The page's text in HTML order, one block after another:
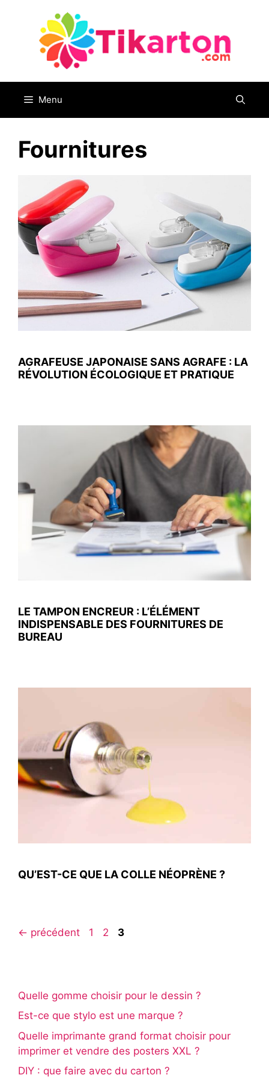
Menu
Fournitures
AGRAFEUSE JAPONAISE SANS AGRAFE : LA
RÉVOLUTION ÉCOLOGIQUE ET PRATIQUE
LE TAMPON ENCREUR : L’ÉLÉMENT
INDISPENSABLE DES FOURNITURES DE
BUREAU
QU’EST-CE QUE LA COLLE NÉOPRÈNE ?
← précédent Page
1 Page
2 Page
3
Quelle gomme choisir pour le dessin ?
Est-ce que stylo est une marque ?
Quelle imprimante grand format choisir pour
imprimer et vendre des posters XXL ?
DIY : que faire avec du carton ?